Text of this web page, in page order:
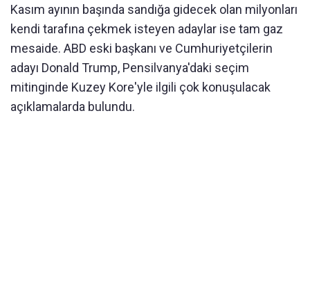
Kasım ayının başında sandığa gidecek olan milyonları
kendi tarafına çekmek isteyen adaylar ise tam gaz
mesaide. ABD eski başkanı ve Cumhuriyetçilerin
adayı Donald Trump, Pensilvanya'daki seçim
mitinginde Kuzey Kore'yle ilgili çok konuşulacak
açıklamalarda bulundu.